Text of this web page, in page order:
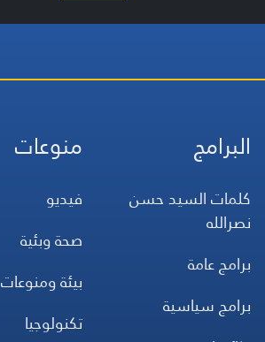
البرامج
كلمات السيد حسن
نصرالله
برامج عامة
برامج سياسية
منوعات
فيديو
صحة وبئية
بيئة ومنوعات
تكنولوجيا